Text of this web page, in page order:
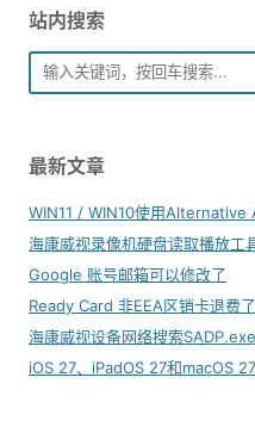
站内搜索
最新文章
WIN11 / WIN10使用Alternative
海康威视录像机硬盘读取播放工
Google 账号邮箱可以修改了
Ready Card 非EEA区销卡退费
海康威视设备网络搜索
iOS 27、iPadOS 27和macOS